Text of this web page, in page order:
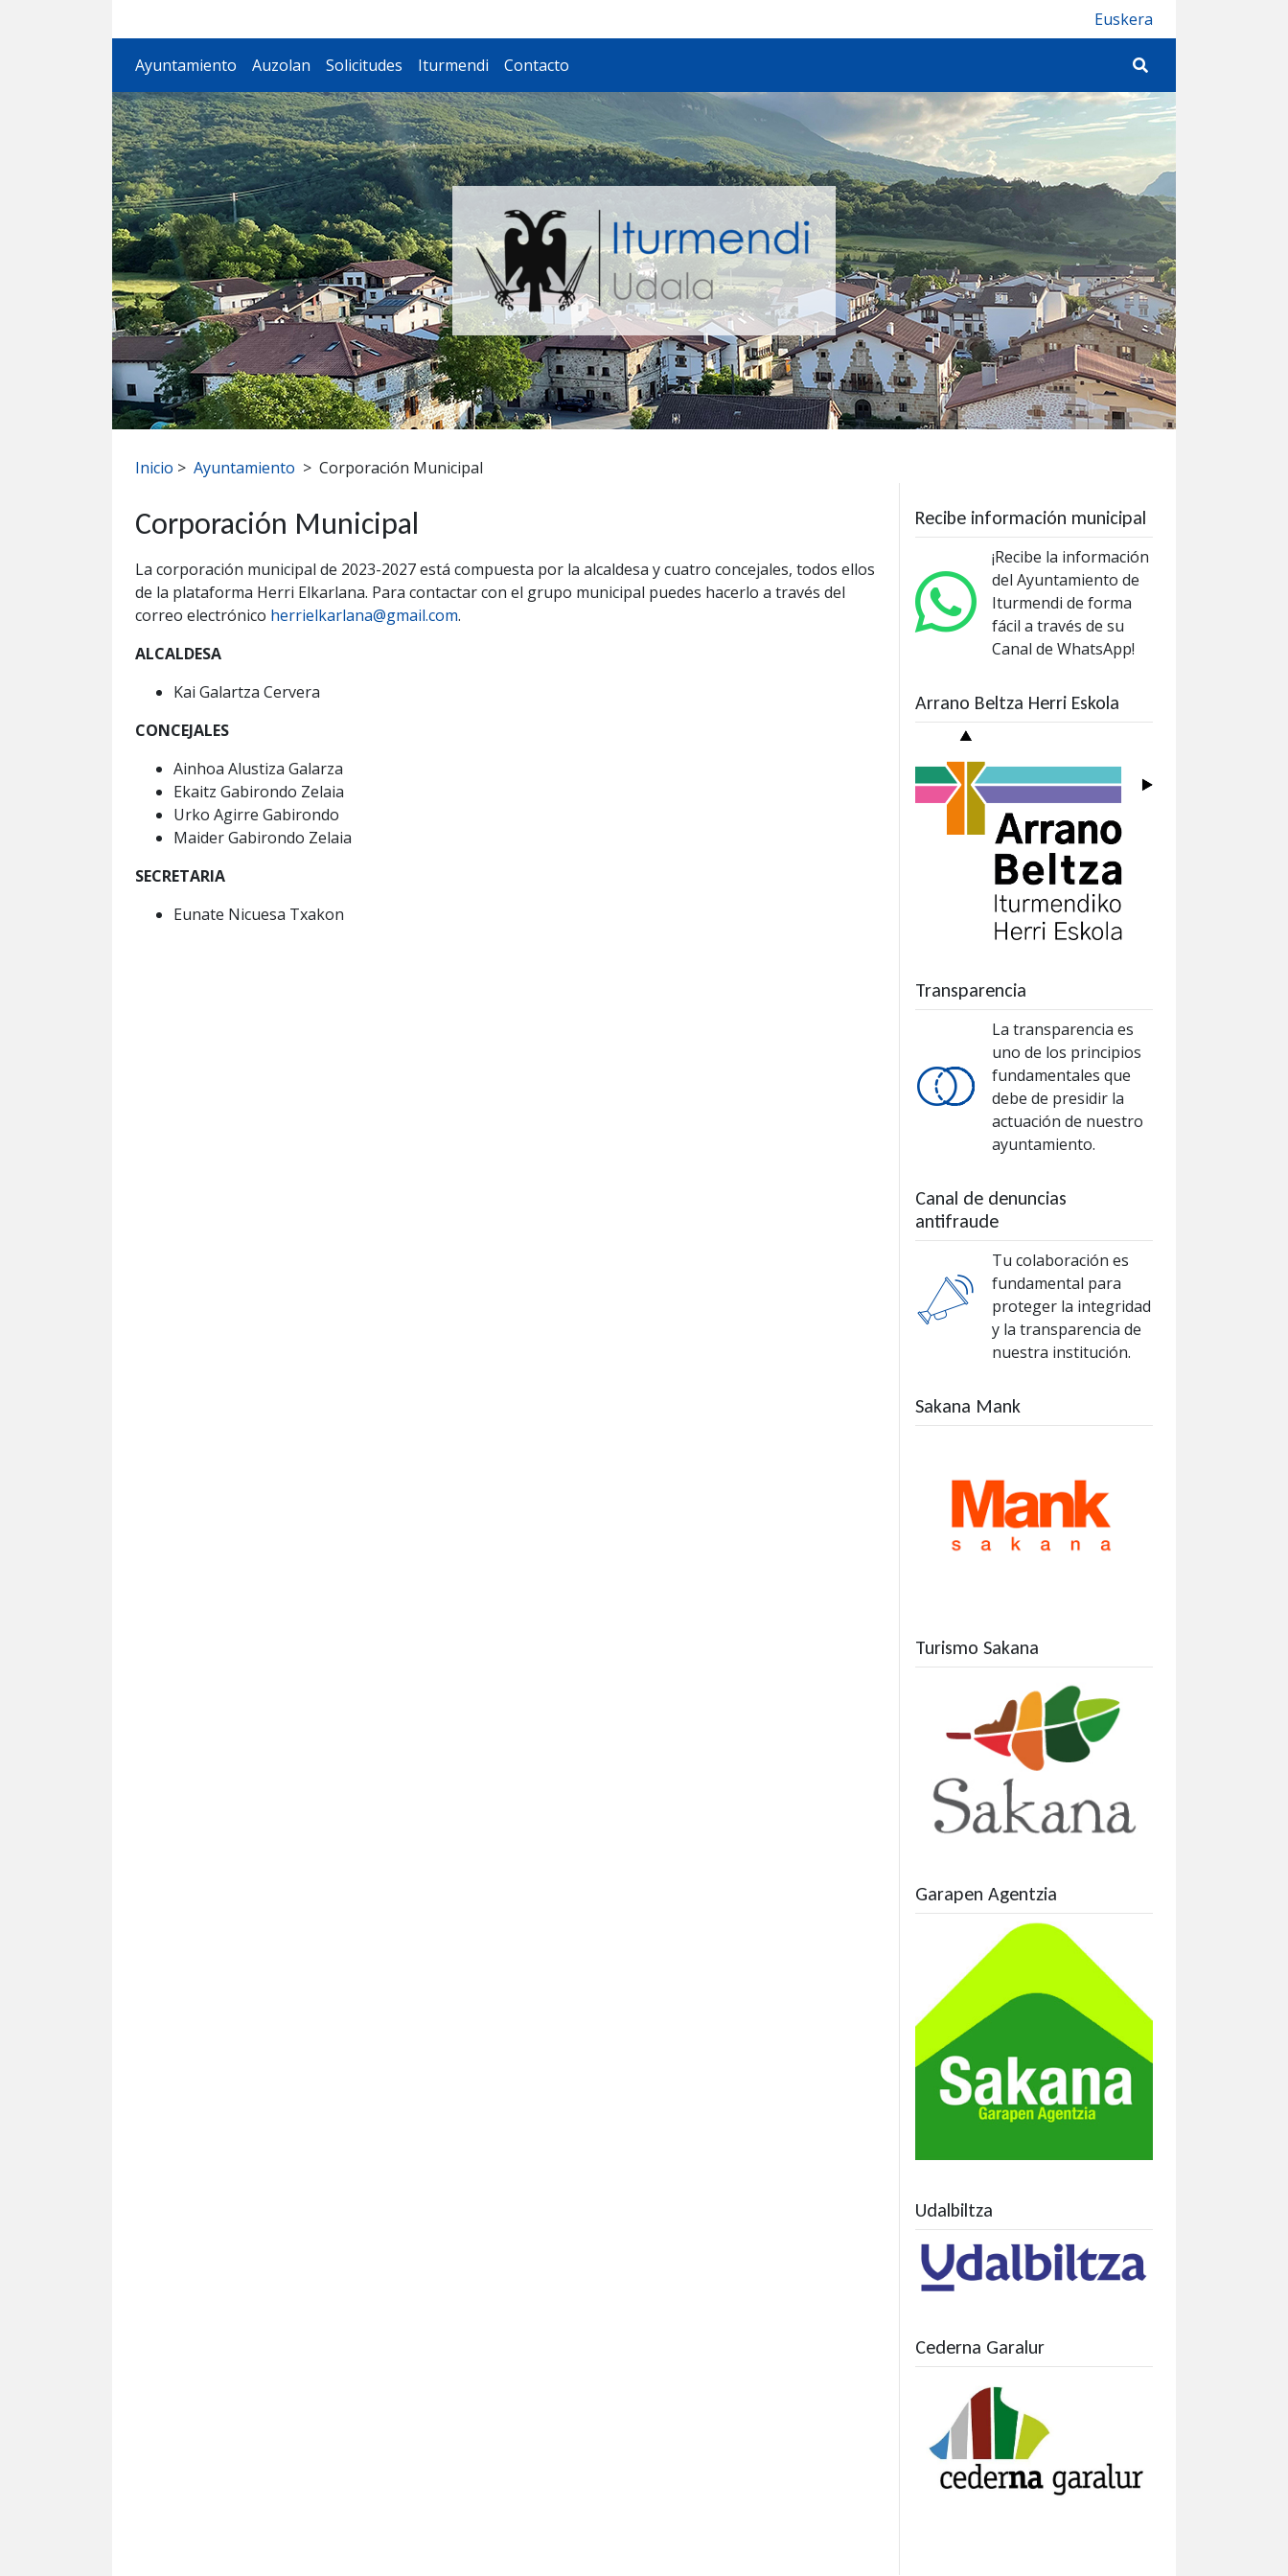
Euskera
Buscar
Ayuntamiento Auzolan Solicitudes Iturmendi Contacto
Inicio > Ayuntamiento > Corporación Municipal
Corporación Municipal
La corporación municipal de 2023-2027 está compuesta por la alcaldesa y cuatro concejales, todos ellos
de la plataforma Herri Elkarlana. Para contactar con el grupo municipal puedes hacerlo a través del
correo electrónico herrielkarlana@gmail.com.
ALCALDESA
Kai Galartza Cervera
CONCEJALES
Ainhoa Alustiza Galarza
Ekaitz Gabirondo Zelaia
Urko Agirre Gabirondo
Maider Gabirondo Zelaia
SECRETARIA
Eunate Nicuesa Txakon
Recibe información municipal
¡Recibe la información
del Ayuntamiento de
Iturmendi de forma
fácil a través de su
Canal de WhatsApp!
Arrano Beltza Herri Eskola
Transparencia
La transparencia es
uno de los principios
fundamentales que
debe de presidir la
actuación de nuestro
ayuntamiento.
Canal de denuncias
antifraude
Tu colaboración es
fundamental para
proteger la integridad
y la transparencia de
nuestra institución.
Sakana Mank
Turismo Sakana
Garapen Agentzia
Udalbiltza
Cederna Garalur